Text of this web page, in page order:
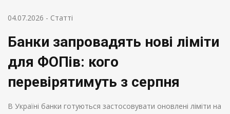
04.07.2026 - Статті
Банки запровадять нові ліміти
для ФОПів: кого
перевірятимуть з серпня
В Україні банки готуються застосовувати оновлені ліміти на